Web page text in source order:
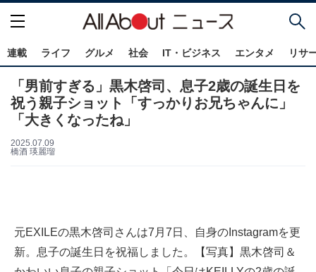
連載 ライフ グルメ 社会 IT・ビジネス エンタメ リサ
「男前すぎる」黒木啓司、息子2歳の誕生日を
祝う親子ショット「すっかりお兄ちゃんに」
「大きくなったね」
2025.07.09
橋酒 瑛麗瑠
元EXILEの黒木啓司さんは7月7日、自身のInstagramを更
新。息子の誕生日を祝福しました。【写真】黒木啓司＆